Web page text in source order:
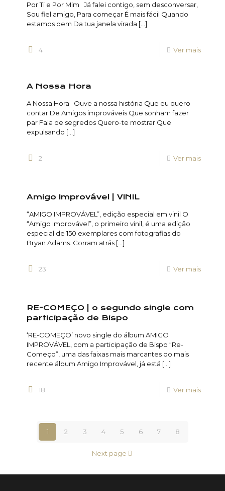
Por Ti e Por Mim Já falei contigo, sem desconversar,
Sou fiel amigo, Para começar É mais fácil Quando
estamos bem Da tua janela virada […]
4 Ver mais
A Nossa Hora
A Nossa Hora Ouve a nossa história Que eu quero
contar De Amigos improváveis Que sonham fazer
par Fala de segredos Quero-te mostrar Que
expulsando […]
2 Ver mais
Amigo Improvável | VINIL
“AMIGO IMPROVÁVEL”, edição especial em vinil O
“Amigo Improvável”, o primeiro vinil, é uma edição
especial de 150 exemplares com fotografias do
Bryan Adams. Corram atrás […]
23 Ver mais
RE-COMEÇO | o segundo single com
participação de Bispo
‘RE-COMEÇO’ novo single do álbum AMIGO
IMPROVÁVEL, com a participação de Bispo “Re-
Começo”, uma das faixas mais marcantes do mais
recente álbum Amigo Improvável, já está […]
18 Ver mais
1 2 3 4 5 6 7 8
Next page